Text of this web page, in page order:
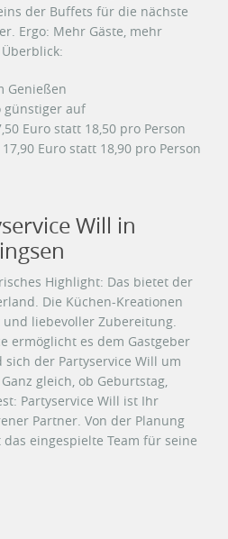
der Buffets für die nächste
Ergo: Mehr Gäste, mehr
Genießen
günstiger auf
Euro statt 18,50 pro Person
Euro statt 18,90 pro Person
Will in
Highlight: Das bietet der
Die Küchen-Kreationen
liebevoller Zubereitung.
ermöglicht es dem Gastgeber
der Partyservice Will um
gleich, ob Geburtstag,
Partyservice Will ist Ihr
Partner. Von der Planung
eingespielte Team für seine